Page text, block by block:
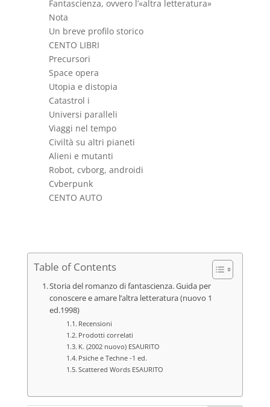
Fantascienza, ovvero l’«altra letteratura»
Nota
Un breve profilo storico
CENTO LIBRI
Precursori
Space opera
Utopia e distopia
Catastrol i
Universi paralleli
Viaggi nel tempo
Civiltà su altri pianeti
Alieni e mutanti
Robot, cvborg, androidi
Cvberpunk
CENTO AUTO
Table of Contents
Storia del romanzo di fantascienza. Guida per
conoscere e amare l’altra letteratura (nuovo 1
ed.1998)
Recensioni
Prodotti correlati
K. (2002 nuovo) ESAURITO
Psiche e Techne -1 ed.
Scattered Words ESAURITO